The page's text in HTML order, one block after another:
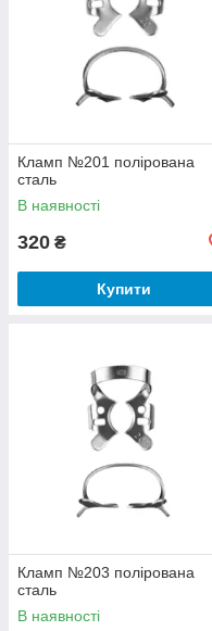
Кламп №201 полірована
сталь
В наявності
320 ₴
Купити
Кламп №203 полірована
сталь
В наявності